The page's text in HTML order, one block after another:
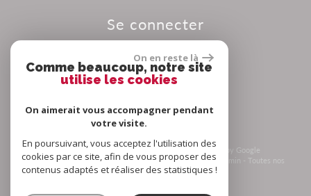
se connecter
© 2026 | Tous droits réservés | Traduction powered by Google
Plan du site- Mentions légales- Nos honoraires-Liens- Admin - Toutes nos
annonces-Politique RGPD
On en reste là
Comme beaucoup, notre site
utilise les cookies
On aimerait vous accompagner pendant
votre visite.
En poursuivant, vous acceptez l'utilisation des
cookies par ce site, afin de vous proposer des
contenus adaptés et réaliser des statistiques !